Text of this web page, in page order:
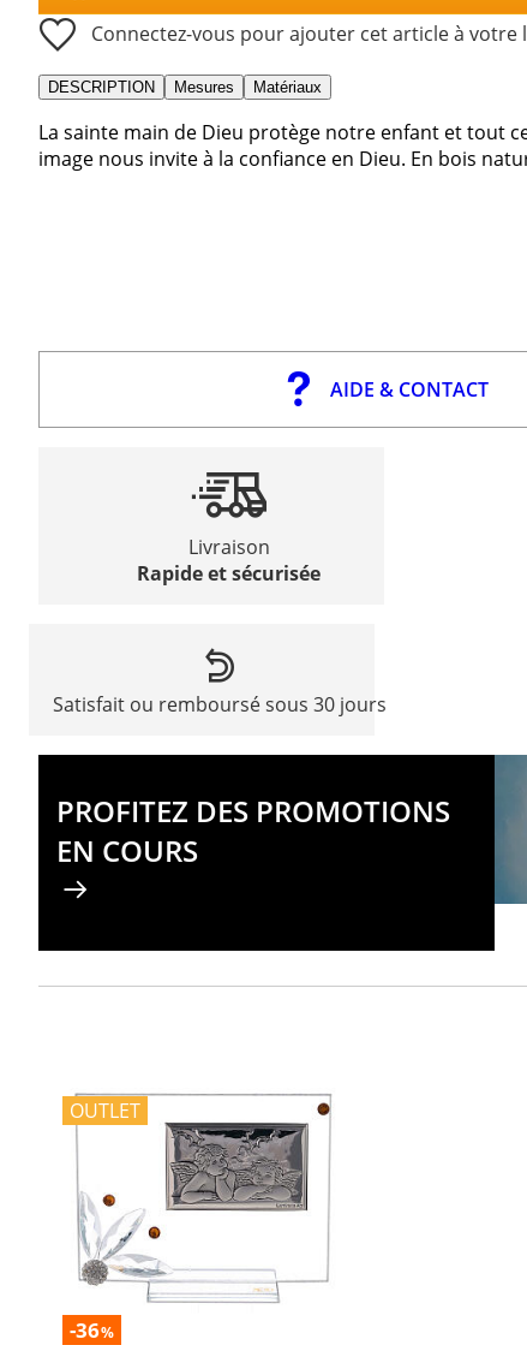
Connectez-vous pour ajouter cet article à votre
DESCRIPTION Mesures Matériaux
La sainte main de Dieu protège notre enfant et tout
image nous invite à la confiance en Dieu. En bois
AIDE & CONTACT
Livraison
Rapide et sécurisée
Satisfait ou remboursé sous 30 jours
PROFITEZ DES PROMOTIONS
EN COURS
OUTLET
-36%